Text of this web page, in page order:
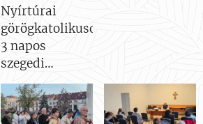
és a kreativitást.
Nyírtúrai
görögkatolikusok
3 napos
szegedi
kirándulása
2026. 06. 29-
07.01-ig